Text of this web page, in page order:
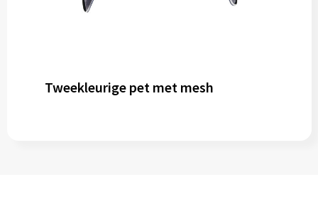
Tweekleurige pet met mesh